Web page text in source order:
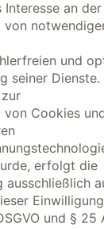
an der
von
und
seiner
von Cookies
erfolgt die
ausschließlich
und § 25